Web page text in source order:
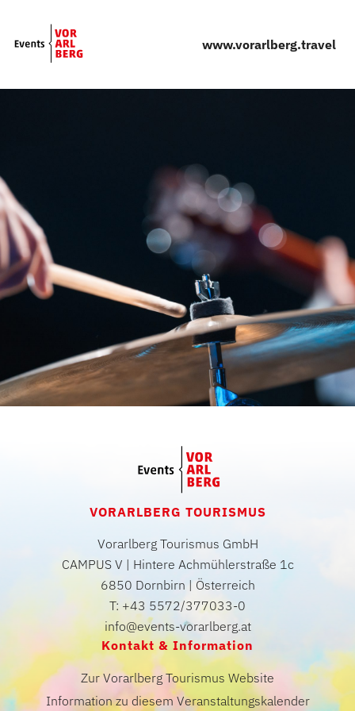
www.vorarlberg.travel
VORARLBERG TOURISMUS
Vorarlberg Tourismus GmbH
CAMPUS V | Hintere Achmühlerstraße 1c
6850 Dornbirn | Österreich
T: +43 5572/377033-0
info@events-vorarlberg.at
Kontakt & Information
Zur Vorarlberg Tourismus Website
Information zu diesem Veranstaltungskalender